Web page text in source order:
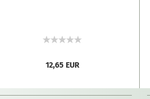
12,65 EUR